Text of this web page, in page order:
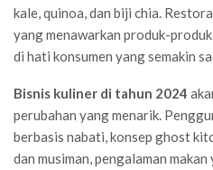
kale, quinoa, dan biji chia.
yang menawarkan produk-
di hati konsumen yang semakin
Bisnis kuliner di tahun 2024
perubahan yang menarik.
berbasis nabati, konsep ghost
dan musiman, pengalaman